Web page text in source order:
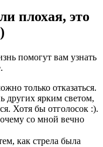
плохая, это
помогут вам узнать
только отказаться.
других ярким светом,
Хотя бы отголосок :).
со мной вечно
как стрела была